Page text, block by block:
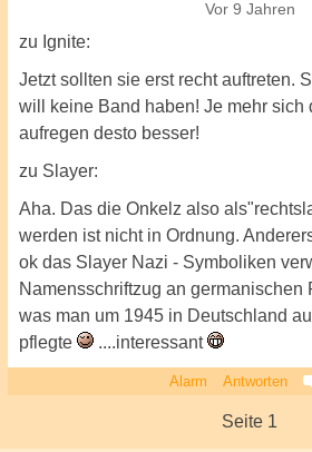
Vor 9 Jahren
zu Ignite:
Jetzt sollten sie erst recht auftreten.
will keine Band haben! Je mehr sich
aufregen desto besser!
zu Slayer:
Aha. Das die Onkelz also
werden ist nicht in Ordnung.
ok das Slayer Nazi - Symboliken
Namensschriftzug an germanischen
was man um 1945 in Deutschland
pflegte
....interessant
Alarm Antworten
Seite 1